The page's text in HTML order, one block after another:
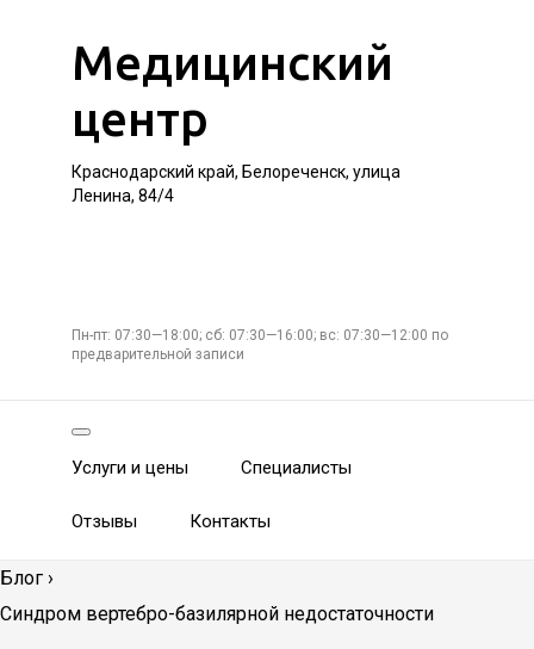
Медицинский
центр
Краснодарский край, Белореченск, улица
Ленина, 84/4
Пн-пт: 07:30—18:00; сб: 07:30—16:00; вс: 07:30—12:00 по
предварительной записи
Услуги и цены Специалисты
Отзывы Контакты
Блог ›
Синдром вертебро-базилярной недостаточности